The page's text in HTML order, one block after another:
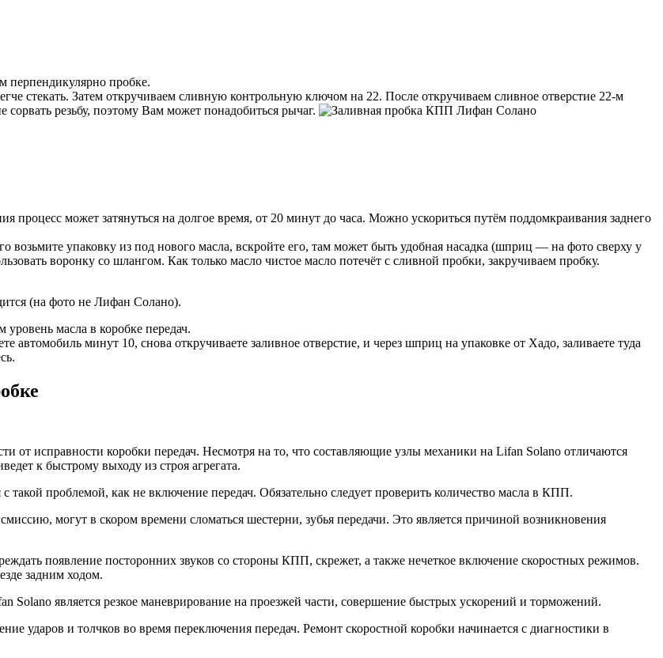
перпендикулярно пробке.
стекать. Затем откручиваем сливную контрольную ключом на 22. После откручиваем сливное отверстие 22-м
резьбу, поэтому Вам может понадобиться рычаг.
процесс может затянуться на долгое время, от 20 минут до часа. Можно ускориться путём поддомкраивания заднего
возьмите упаковку из под нового масла, вскройте его, там может быть удобная насадка (шприц — на фото сверху у
воронку со шлангом. Как только масло чистое масло потечёт с сливной пробки, закручиваем пробку.
(на фото не Лифан Солано).
масла в коробке передач.
автомобиль минут 10, снова откручиваете заливное отверстие, и через шприц на упаковке от Хадо, заливаете туда
от исправности коробки передач. Несмотря на то, что составляющие узлы механики на Lifan Solano отличаются
к быстрому выходу из строя агрегата.
проблемой, как не включение передач. Обязательно следует проверить количество масла в КПП.
могут в скором времени сломаться шестерни, зубья передачи. Это является причиной возникновения
появление посторонних звуков со стороны КПП, скрежет, а также нечеткое включение скоростных режимов.
задним ходом.
Solano является резкое маневрирование на проезжей части, совершение быстрых ускорений и торможений.
ударов и толчков во время переключения передач. Ремонт скоростной коробки начинается с диагностики в